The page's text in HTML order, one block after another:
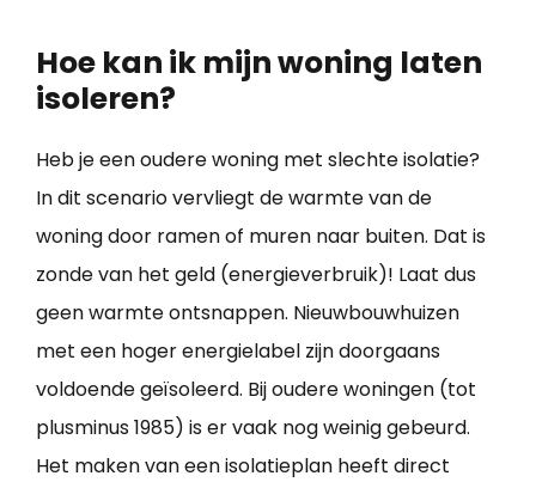
Hoe kan ik mijn woning laten
isoleren?
Heb je een oudere woning met slechte isolatie?
In dit scenario vervliegt de warmte van de
woning door ramen of muren naar buiten. Dat is
zonde van het geld (energieverbruik)! Laat dus
geen warmte ontsnappen. Nieuwbouwhuizen
met een hoger energielabel zijn doorgaans
voldoende geïsoleerd. Bij oudere woningen (tot
plusminus 1985) is er vaak nog weinig gebeurd.
Het maken van een isolatieplan heeft direct